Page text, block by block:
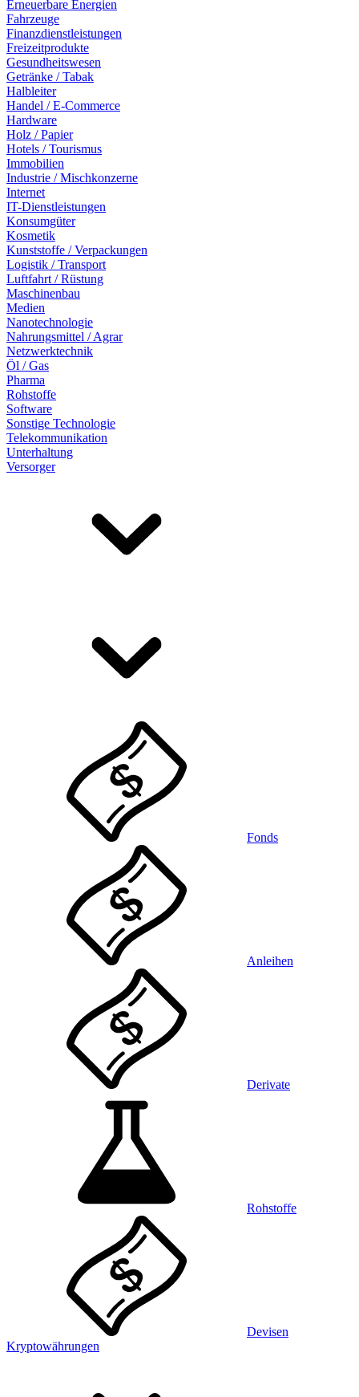
Erneuerbare Energien
Fahrzeuge
Finanzdienstleistungen
Freizeitprodukte
Gesundheitswesen
Getränke / Tabak
Halbleiter
Handel / E-Commerce
Hardware
Holz / Papier
Hotels / Tourismus
Immobilien
Industrie / Mischkonzerne
Internet
IT-Dienstleistungen
Konsumgüter
Kosmetik
Kunststoffe / Verpackungen
Logistik / Transport
Luftfahrt / Rüstung
Maschinenbau
Medien
Nanotechnologie
Nahrungsmittel / Agrar
Netzwerktechnik
Öl / Gas
Pharma
Rohstoffe
Software
Sonstige Technologie
Telekommunikation
Unterhaltung
Versorger
Fonds
Anleihen
Derivate
Rohstoffe
Devisen
Kryptowährungen